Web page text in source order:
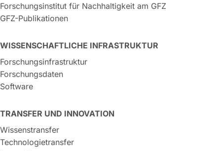
Forschungsinstitut für Nachhaltigkeit am GFZ
GFZ-Publikationen
WISSENSCHAFTLICHE INFRASTRUKTUR
Forschungsinfrastruktur
Forschungsdaten
Software
TRANSFER UND INNOVATION
Wissenstransfer
Technologietransfer